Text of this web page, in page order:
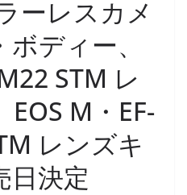
ーレスカメ
ディー、
STM レ
M・EF-
レンズキ
日決定